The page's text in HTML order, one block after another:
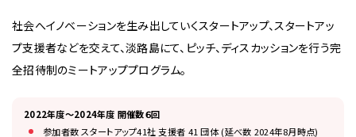
社会へイノベーションを生み出していくスタートアップ、スタートアッ
プ支援者などを交えて、淡路島にて、ピッチ、ディスカッションを行う完
全招待制のミートアッププログラム。
2022年度～2024年度 開催数６回
参加者数 スタートアップ41社 支援者 41 団体 (延べ数 2024年8月時点)